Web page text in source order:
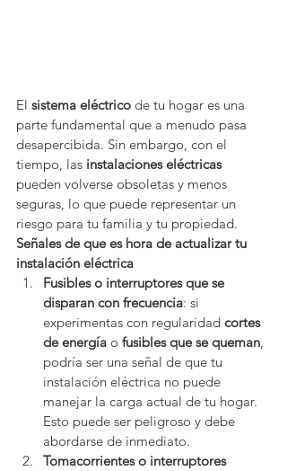
El sistema eléctrico de tu hogar es una
parte fundamental que a menudo pasa
desapercibida. Sin embargo, con el
tiempo, las instalaciones eléctricas
pueden volverse obsoletas y menos
seguras, lo que puede representar un
riesgo para tu familia y tu propiedad.
Señales de que es hora de actualizar tu
instalación eléctrica
Fusibles o interruptores que se
disparan con frecuencia: si
experimentas con regularidad cortes
de energía o fusibles que se queman,
podría ser una señal de que tu
instalación eléctrica no puede
manejar la carga actual de tu hogar.
Esto puede ser peligroso y debe
abordarse de inmediato.
Tomacorrientes o interruptores